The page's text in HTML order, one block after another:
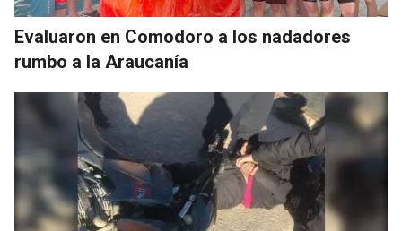
Evaluaron en Comodoro a los nadadores
rumbo a la Araucanía